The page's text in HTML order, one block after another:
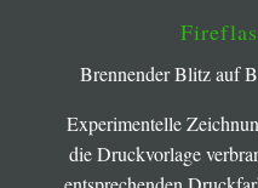
Brennender Blitz auf
Experimentelle
die Druckvorlage